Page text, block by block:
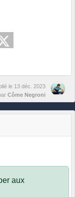
le 13 déc. 2023
Côme Negroni
aux